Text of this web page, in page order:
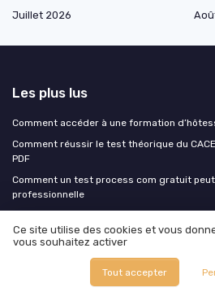
Juillet 2026
Les plus lus
Comment accéder à une formation
Comment réussir le test théorique du
PDF
Comment un test process com gratuit
professionnelle
PDF
Ce site utilise des cookies et vous
vous souhaitez activer
Tout accepter